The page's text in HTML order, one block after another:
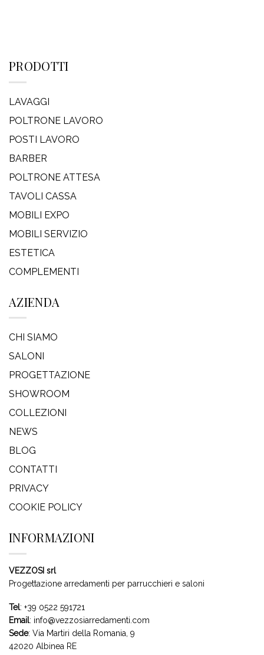
PRODOTTI
LAVAGGI
POLTRONE LAVORO
POSTI LAVORO
BARBER
POLTRONE ATTESA
TAVOLI CASSA
MOBILI EXPO
MOBILI SERVIZIO
ESTETICA
COMPLEMENTI
AZIENDA
CHI SIAMO
SALONI
PROGETTAZIONE
SHOWROOM
COLLEZIONI
NEWS
BLOG
CONTATTI
PRIVACY
COOKIE POLICY
INFORMAZIONI
VEZZOSI srl
Progettazione arredamenti per parrucchieri e saloni
Tel: +39 0522 591721
Email: info@vezzosiarredamenti.com
Sede: Via Martiri della Romania, 9
42020 Albinea RE